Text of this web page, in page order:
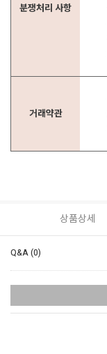
분쟁처리 사항
거래약관
상품상세
Q&A (0)